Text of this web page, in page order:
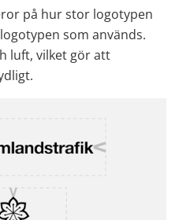
på hur stor logotypen
som används.
luft, vilket gör att